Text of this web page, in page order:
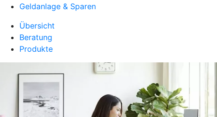
Geldanlage & Sparen
Übersicht
Beratung
Produkte